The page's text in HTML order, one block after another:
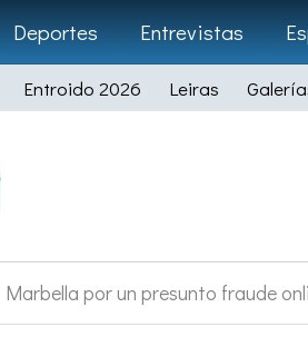
Deportes Entrevistas
Entroido 2026 Leiras
por un presunto fraude